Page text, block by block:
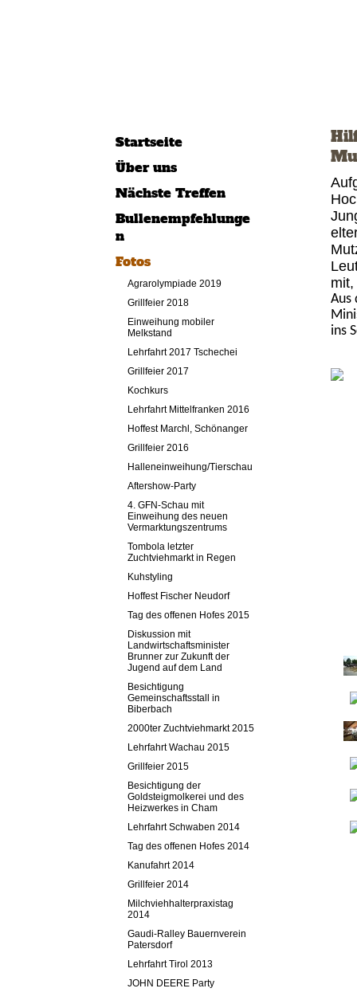
Startseite
Über uns
Nächste Treffen
Bullenempfehlunge
n
Fotos
Agrarolympiade 2019
Grillfeier 2018
Einweihung mobiler
Melkstand
Lehrfahrt 2017 Tschechei
Grillfeier 2017
Kochkurs
Lehrfahrt Mittelfranken 2016
Hoffest Marchl, Schönanger
Grillfeier 2016
Halleneinweihung/Tierschau
Aftershow-Party
4. GFN-Schau mit
Einweihung des neuen
Vermarktungszentrums
Tombola letzter
Zuchtviehmarkt in Regen
Kuhstyling
Hoffest Fischer Neudorf
Tag des offenen Hofes 2015
Diskussion mit
Landwirtschaftsminister
Brunner zur Zukunft der
Jugend auf dem Land
Besichtigung
Gemeinschaftsstall in
Biberbach
2000ter Zuchtviehmarkt 2015
Lehrfahrt Wachau 2015
Grillfeier 2015
Besichtigung der
Goldsteigmolkerei und des
Heizwerkes in Cham
Lehrfahrt Schwaben 2014
Tag des offenen Hofes 2014
Kanufahrt 2014
Grillfeier 2014
Milchviehhalterpraxistag
2014
Gaudi-Ralley Bauernverein
Patersdorf
Lehrfahrt Tirol 2013
JOHN DEERE Party
Aus
ins